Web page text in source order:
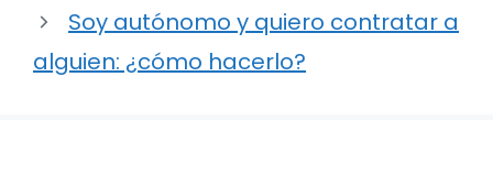
Soy autónomo y quiero contratar a
alguien: ¿cómo hacerlo?